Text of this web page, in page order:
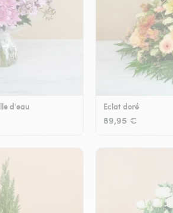
d'eau Eclat doré
89,95 €